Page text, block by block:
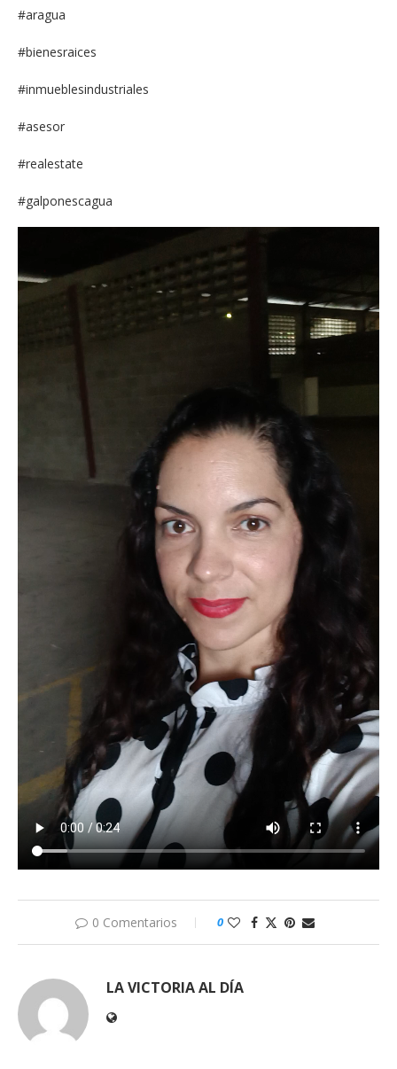
#aragua
#bienesraices
#inmueblesindustriales
#asesor
#realestate
#galponescagua
0 Comentarios 0
LA VICTORIA AL DÍA